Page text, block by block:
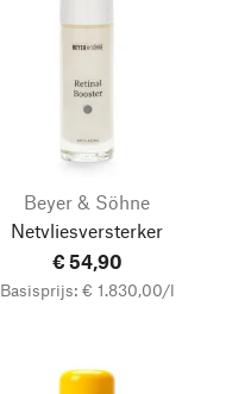
Beyer & Söhne
Netvliesversterker
€ 54,90
Basisprijs: € 1.830,00/l